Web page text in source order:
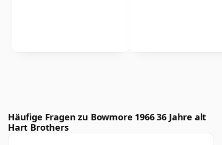
Häufige Fragen zu Bowmore 1966 36 Jahre alt
Hart Brothers